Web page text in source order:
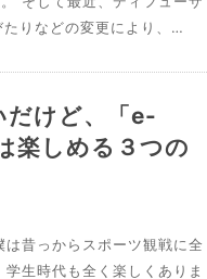
りなどの変更により、…
だけど、「e-
楽しめる３つの
昔っからスポーツ観戦に全
生時代も全く楽しくありま